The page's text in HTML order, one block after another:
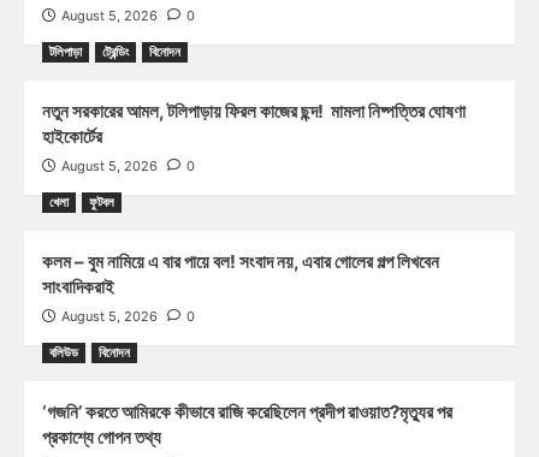
August 5, 2026 0
টলিপাড়া ট্রেন্ডিং বিনোদন
নতুন সরকারের আমল, টলিপাড়ায় ফিরল কাজের ছন্দ! মামলা নিষ্পত্তির ঘোষণা
হাইকোর্টের
August 5, 2026 0
খেলা ফুটবল
কলম – বুম নামিয়ে এ বার পায়ে বল! সংবাদ নয়, এবার গোলের গল্প লিখবেন
সাংবাদিকরাই
August 5, 2026 0
বলিউড বিনোদন
‘গজনি’ করতে আমিরকে কীভাবে রাজি করেছিলেন প্রদীপ রাওয়াত?মৃত্যুর পর
প্রকাশ্যে গোপন তথ্য